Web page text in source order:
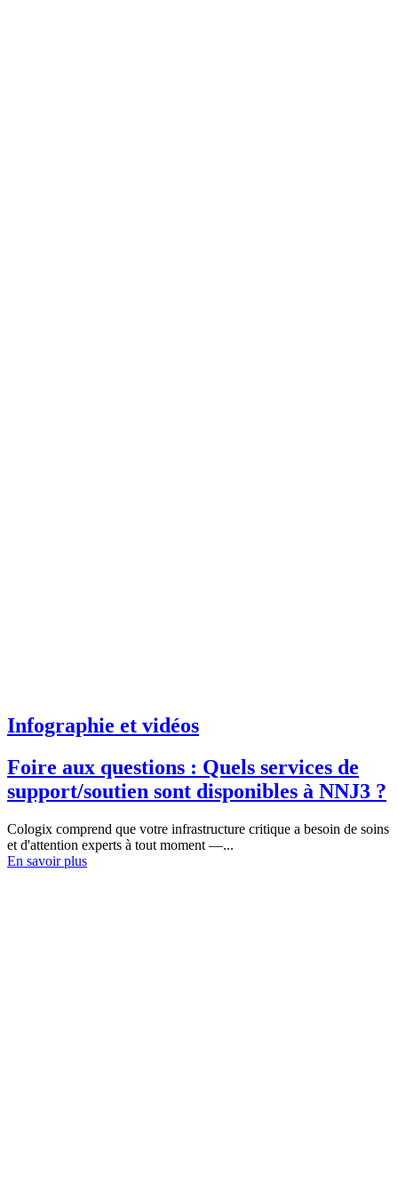
Infographie et vidéos
Foire aux questions : Quels services de
support/soutien sont disponibles à NNJ3 ?
Cologix comprend que votre infrastructure critique a besoin de soins
et d'attention experts à tout moment —...
En savoir plus